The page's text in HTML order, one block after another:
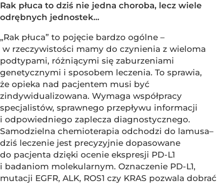
Rak płuca to dziś nie jedna choroba, lecz wiele
odrębnych jednostek...
„Rak płuca” to pojęcie bardzo ogólne –
w rzeczywistości mamy do czynienia z wieloma
podtypami, różniącymi się zaburzeniami
genetycznymi i sposobem leczenia. To sprawia,
że opieka nad pacjentem musi być
zindywidualizowana. Wymaga współpracy
specjalistów, sprawnego przepływu informacji
i odpowiedniego zaplecza diagnostycznego.
Samodzielna chemioterapia odchodzi do lamusa–
dziś leczenie jest precyzyjnie dopasowane
do pacjenta dzięki ocenie ekspresji PD-L1
i badaniom molekularnym. Oznaczenie PD-L1,
mutacji EGFR, ALK, ROS1 czy KRAS pozwala dobrać